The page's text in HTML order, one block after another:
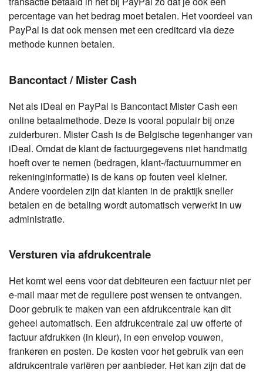
percentage van het bedrag moet betalen. Het voordeel van
PayPal is dat ook mensen met een creditcard via deze
methode kunnen betalen.
Bancontact / Mister Cash
Net als iDeal en PayPal is Bancontact Mister Cash een
online betaalmethode. Deze is vooral populair bij onze
zuiderburen. Mister Cash is de Belgische tegenhanger van
iDeal. Omdat de klant de factuurgegevens niet handmatig
hoeft over te nemen (bedragen, klant-/factuurnummer en
rekeninginformatie) is de kans op fouten veel kleiner.
Andere voordelen zijn dat klanten in de praktijk sneller
betalen en de betaling wordt automatisch verwerkt in uw
administratie.
Versturen via afdrukcentrale
Het komt wel eens voor dat debiteuren een factuur niet per
e-mail maar met de reguliere post wensen te ontvangen.
Door gebruik te maken van een afdrukcentrale kan dit
geheel automatisch. Een afdrukcentrale zal uw offerte of
factuur afdrukken (in kleur), in een envelop vouwen,
frankeren en posten. De kosten voor het gebruik van een
afdrukcentrale variëren per aanbieder. Het kan zijn dat de